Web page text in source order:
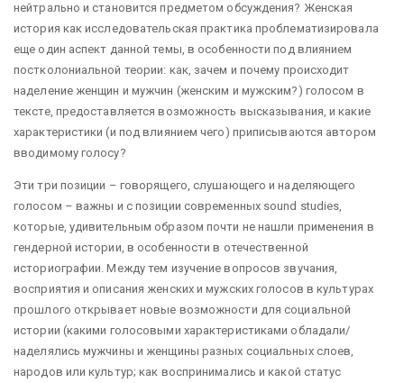
нейтрально и становится предметом обсуждения? Женская
история как исследовательская практика проблематизировала
еще один аспект данной темы, в особенности под влиянием
постколониальной теории: как, зачем и почему происходит
наделение женщин и мужчин (женским и мужским?) голосом в
тексте, предоставляется возможность высказывания, и какие
характеристики (и под влиянием чего) приписываются автором
вводимому голосу?
Эти три позиции – говорящего, слушающего и наделяющего
голосом – важны и с позиции современных sound studies,
которые, удивительным образом почти не нашли применения в
гендерной истории, в особенности в отечественной
историографии. Между тем изучение вопросов звучания,
восприятия и описания женских и мужских голосов в культурах
прошлого открывает новые возможности для социальной
истории (какими голосовыми характеристиками обладали/
наделялись мужчины и женщины разных социальных слоев,
народов или культур; как воспринимались и какой статус